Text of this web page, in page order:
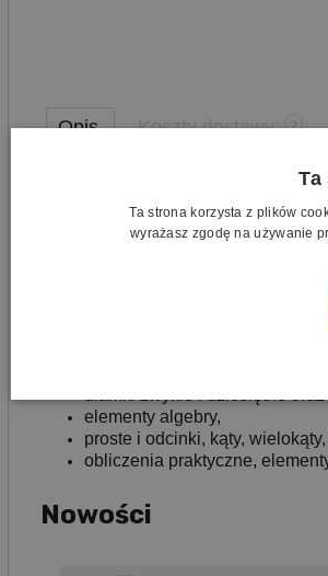
Opis Koszty dostawy
Już umiem Matematyka to zestaw,
70 interaktywnych ćwiczeń,
150 kart pracy
30 różnych kart z siatkami
Karty pracy poza zagadnieniami
liczby naturalne w
elementy algebry,
proste i odcinki, kąty,
obliczenia praktyczne,
Nowości
Ta strona korzysta z plików
wyrażasz zgodę na używanie